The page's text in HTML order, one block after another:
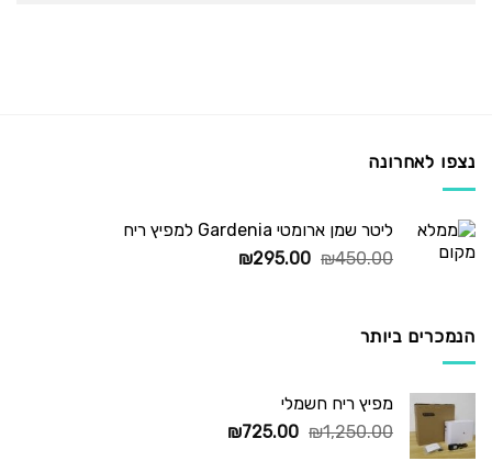
נצפו לאחרונה
ליטר שמן ארומטי Gardenia למפיץ ריח
₪450.00
המחיר
₪295.00
המחיר
הנמכרים ביותר
מפיץ ריח חשמלי
₪1,250.00
המחיר
₪725.00
המחיר